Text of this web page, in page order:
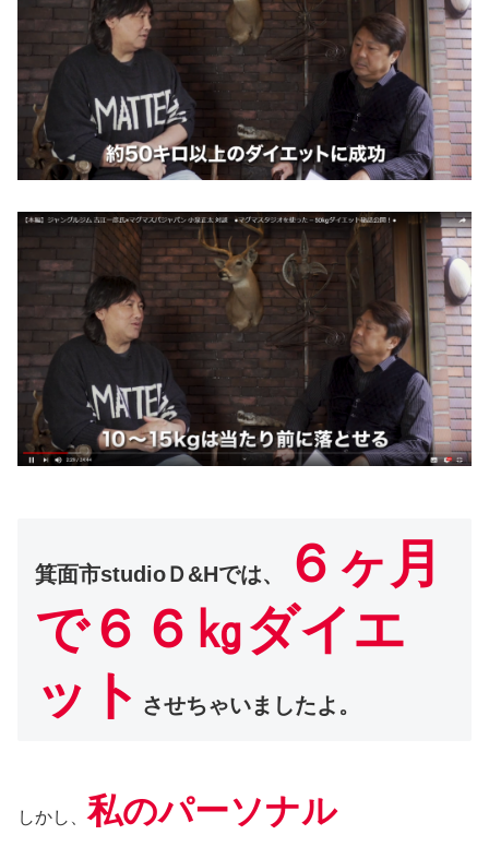
箕面市studioＤ&Hでは、
６ヶ月
で６６㎏ダイエ
ット させちゃいましたよ。
しかし、私のパーソナル